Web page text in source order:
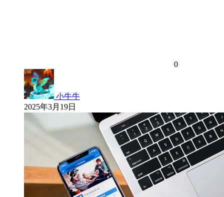
0
小牛牛
2025年3月19日